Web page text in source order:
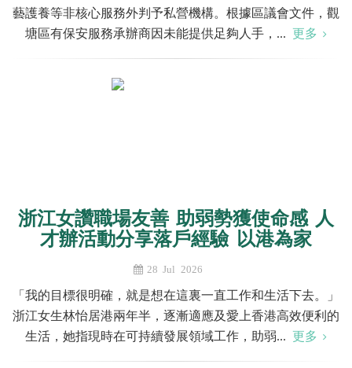
藝護養等非核心服務外判予私營機構。根據區議會文件，觀
塘區有保安服務承辦商因未能提供足夠人手，... 更多
浙江女讚職場友善 助弱勢獲使命感 人
才辦活動分享落戶經驗 以港為家
28 Jul 2026
「我的目標很明確，就是想在這裏一直工作和生活下去。」
浙江女生林怡居港兩年半，逐漸適應及愛上香港高效便利的
生活，她指現時在可持續發展領域工作，助弱... 更多